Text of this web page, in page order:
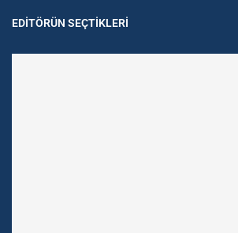
EDITÖRÜN SEÇTIKLERI